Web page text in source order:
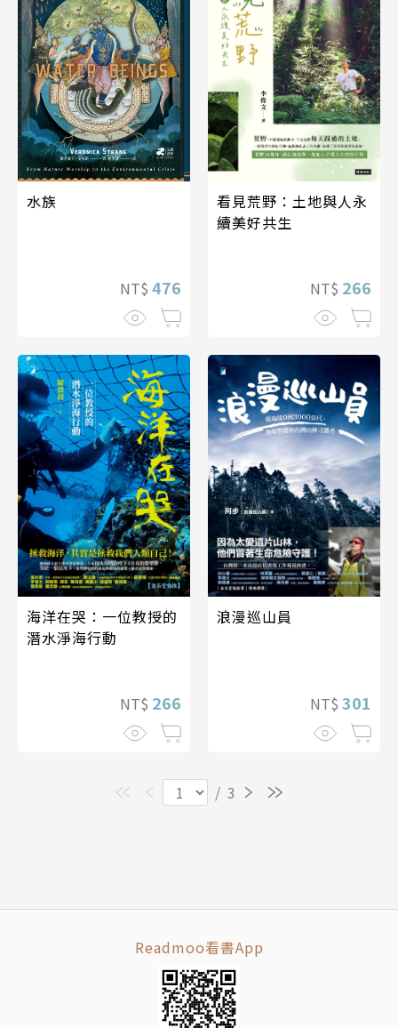
水族
NT$ 476
看見荒野：土地與人永
續美好共生
NT$ 266
海洋在哭：一位教授的
潛水淨海行動
NT$ 266
浪漫巡山員
NT$ 301
/ 3
Readmoo看書App